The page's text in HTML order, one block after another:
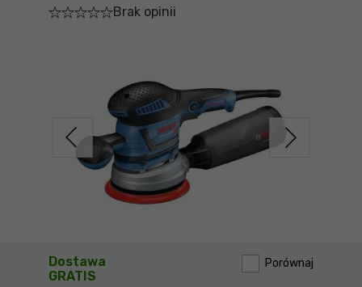
Stopka
BHP
Brak opinii
Dostawa
GRATIS
Porównaj